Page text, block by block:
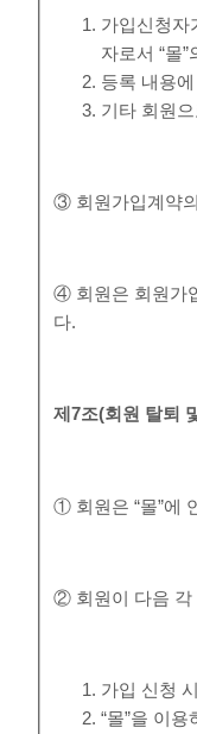
가입신청자
자로서 “몰
등록 내용
기타 회원
③ 회원가입계약
④ 회원은 회원가
다.
제7조(회원 탈퇴
① 회원은 “몰”에
② 회원이 다음 각
가입 신청
“몰”을 이